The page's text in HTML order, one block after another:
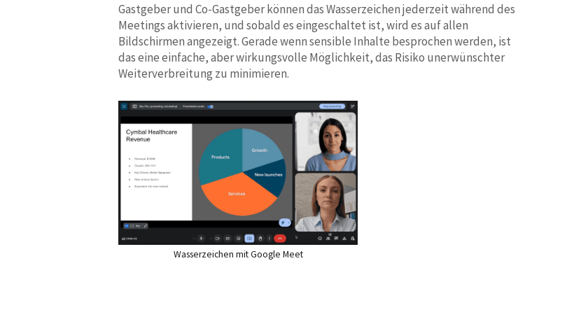
Gastgeber und Co-Gastgeber können das Wasserzeichen jederzeit während des
Meetings aktivieren, und sobald es eingeschaltet ist, wird es auf allen
Bildschirmen angezeigt. Gerade wenn sensible Inhalte besprochen werden, ist
das eine einfache, aber wirkungsvolle Möglichkeit, das Risiko unerwünschter
Weiterverbreitung zu minimieren.
Wasserzeichen mit Google Meet